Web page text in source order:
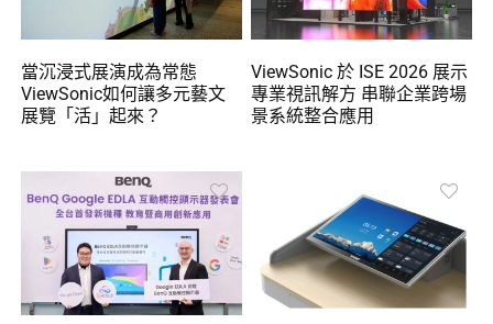
當沉浸式展演成為常態
ViewSonic如何讓多元藝文
展覽「活」起來？
ViewSonic 於 ISE 2026 展示
專業視訊解方 串聯企業跨場
景系統整合應用